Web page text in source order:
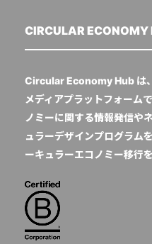
CIRCULAR ECONOMY
Circular Economy Hub は
メディアプラットフォーム
ノミーに関する情報発信や
ュラーデザインプログラム
ーキュラーエコノミー移行